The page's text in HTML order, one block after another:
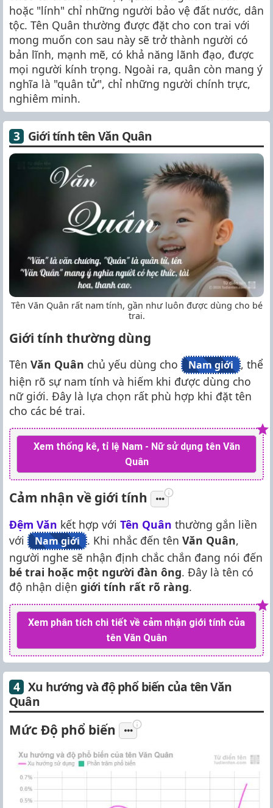
hoặc "lính" chỉ những người bảo vệ đất nước, dân
tộc. Tên Quân thường được đặt cho con trai với
mong muốn con sau này sẽ trở thành người có
bản lĩnh, mạnh mẽ, có khả năng lãnh đạo, được
mọi người kính trọng. Ngoài ra, quân còn mang ý
nghĩa là "quân tử", chỉ những người chính trực,
nghiêm minh.
Giới tính tên Văn Quân
Tên Văn Quân rất nam tính, gần như luôn được dùng cho bé
trai.
Giới tính thường dùng
Tên Văn Quân chủ yếu dùng cho Nam giới
, thể
hiện rõ sự nam tính và hiếm khi được dùng cho
nữ giới. Đây là lựa chọn rất phù hợp khi đặt tên
cho các bé trai.
Xem thống kê, tỉ lệ Nam - Nữ sử dụng tên Văn
Quân
Cảm nhận về giới tính
Đệm Văn kết hợp với Tên Quân thường gắn liền
với
Nam giới . Khi nhắc đến tên Văn Quân,
người nghe sẽ nhận định chắc chắn đang nói đến
bé trai hoặc một người đàn ông. Đây là tên có
độ nhận diện giới tính rất rõ ràng.
Xem phân tích chi tiết về cảm nhận giới tính của
tên Văn Quân
Xu hướng và độ phổ biến của tên Văn
Quân
Mức Độ phổ biến